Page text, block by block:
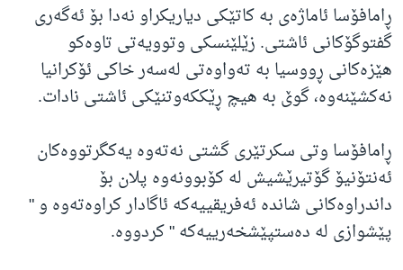
ڕامافۆسا ئاماژەی بە کاتێکی دیاریکراو نەدا بۆ ئەگەری
گفتوگۆکانی ئاشتی. زێلێنسکی وتوویەتی تاوەکو
هێزەکانی ڕووسیا بە تەواوەتی لەسەر خاکی ئۆکرانیا
نەکشێنەوە، گوێ بە هیچ ڕێککەوتنێکی ئاشتی نادات.
ڕامافۆسا وتی سکرتێری گشتی نەتەوە یەکگرتووەکان
ئەنتۆنیۆ گۆتیرێشیش لە کۆبوونەوە پلان بۆ
داندراوەکانی شاندە ئەفریقییەکە ئاگادار کراوەتەوە و "
پێشوازی لە دەستپێشخەرییەکە " کردووە.